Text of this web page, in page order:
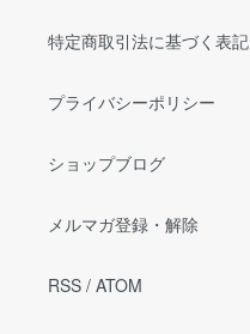
特定商取引法に基づく表記
プライバシーポリシー
ショップブログ
メルマガ登録・解除
RSS / ATOM